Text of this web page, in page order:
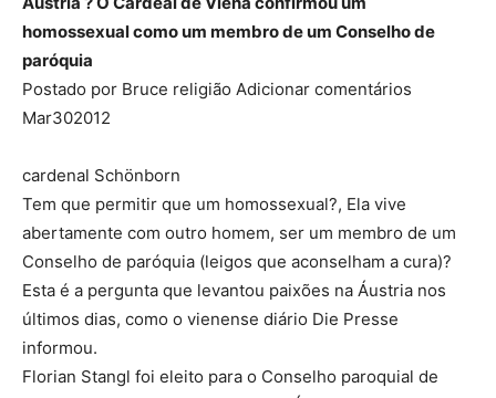
homossexual como um membro de um Conselho de
paróquia
Postado por Bruce religião Adicionar comentários
Mar302012
cardenal Schönborn
Tem que permitir que um homossexual?, Ela vive
abertamente com outro homem, ser um membro de um
Conselho de paróquia (leigos que aconselham a cura)?
Esta é a pergunta que levantou paixões na Áustria nos
últimos dias, como o vienense diário Die Presse
informou.
Florian Stangl foi eleito para o Conselho paroquial de